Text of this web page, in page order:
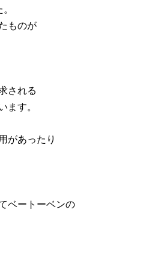
ものが
される
す。
があったり
ベートーベンの